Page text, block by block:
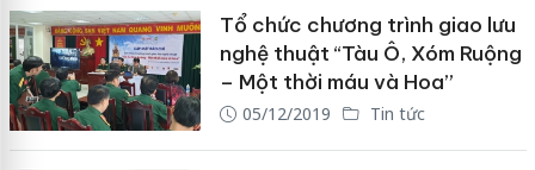
Tổ chức chương trình giao lưu
nghệ thuật “Tàu Ô, Xóm Ruộng
– Một thời máu và Hoa”
05/12/2019 Tin tức